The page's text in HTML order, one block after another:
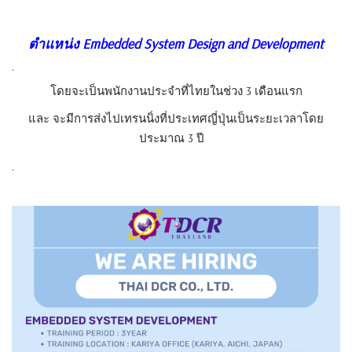
ตำแหน่ง Embedded System Design and Development
.
โดยจะเป็นพนักงานประจำที่ไทยในช่วง 3 เดือนแรก
และ จะมีการส่งไปเทรนนิ่งที่ประเทศญี่ปุ่นเป็นระยะเวลาโดย
ประมาณ 3 ปี
.